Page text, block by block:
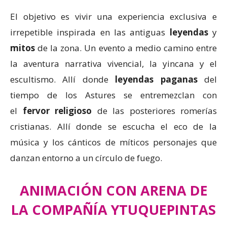
El objetivo es vivir una experiencia exclusiva e
irrepetible inspirada en las antiguas leyendasy
mitos de la zona. Un evento a medio camino entre
la aventura narrativa vivencial, la yincana y el
escultismo. Allí donde leyendas paganasdel
tiempo de los Astures se entremezclan con
el fervor religioso de las posteriores romerías
cristianas. Allí donde se escucha el eco de la
música y los cánticos de míticos personajes que
danzan entorno a un círculo de fuego.
ANIMACIÓN CON ARENA DE
LA COMPAÑÍA YTUQUEPINTAS